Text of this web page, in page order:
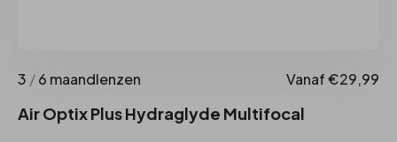
3 /6 maandlenzen Vanaf €29,99
Air Optix Plus Hydraglyde Multifocal